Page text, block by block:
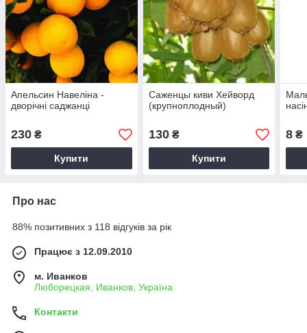
Апельсин Навеліна -
дворічні саджанці
230 ₴
Купити
Саженцы киви Хейворд
(крупноплодный)
130₴
Купити
8 ₴
Про нас
88% позитивних з 118 відгуків за рік
Працює з 12.09.2010
м. Иванков
Люборецкая, Иванков, Україна
Контакти